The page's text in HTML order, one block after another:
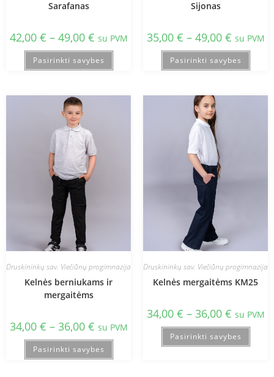
Sarafanas
42,00 € – 49,00 € su PVM
Pasirinkti savybes
Sijonas
35,00 € – 49,00 € su PVM
Pasirinkti savybes
Druskininkų sav. Viečiūnų progimnazija
Kelnės berniukams ir
mergaitėms
34,00 € – 36,00 € su PVM
Pasirinkti savybes
Druskininkų sav. Viečiūnų progimnazija
Kelnės mergaitėms KM25
34,00 € – 36,00 € su PVM
Pasirinkti savybes